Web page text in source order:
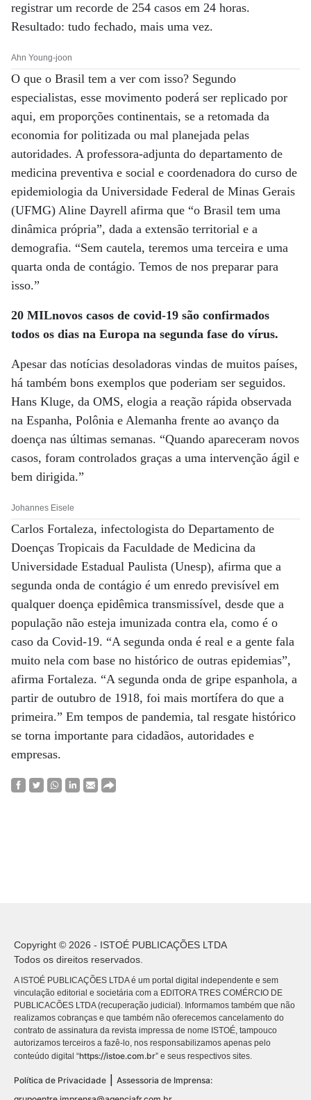
registrar um recorde de 254 casos em 24 horas.
Resultado: tudo fechado, mais uma vez.
Ahn Young-joon
O que o Brasil tem a ver com isso? Segundo
especialistas, esse movimento poderá ser replicado por
aqui, em proporções continentais, se a retomada da
economia for politizada ou mal planejada pelas
autoridades. A professora-adjunta do departamento de
medicina preventiva e social e coordenadora do curso de
epidemiologia da Universidade Federal de Minas Gerais
(UFMG) Aline Dayrell afirma que “o Brasil tem uma
dinâmica própria”, dada a extensão territorial e a
demografia. “Sem cautela, teremos uma terceira e uma
quarta onda de contágio. Temos de nos preparar para
isso.”
20 MILnovos casos de covid-19 são confirmados
todos os dias na Europa na segunda fase do vírus.
Apesar das notícias desoladoras vindas de muitos países,
há também bons exemplos que poderiam ser seguidos.
Hans Kluge, da OMS, elogia a reação rápida observada
na Espanha, Polônia e Alemanha frente ao avanço da
doença nas últimas semanas. “Quando apareceram novos
casos, foram controlados graças a uma intervenção ágil e
bem dirigida.”
Johannes Eisele
Carlos Fortaleza, infectologista do Departamento de
Doenças Tropicais da Faculdade de Medicina da
Universidade Estadual Paulista (Unesp), afirma que a
segunda onda de contágio é um enredo previsível em
qualquer doença epidêmica transmissível, desde que a
população não esteja imunizada contra ela, como é o
caso da Covid-19. “A segunda onda é real e a gente fala
muito nela com base no histórico de outras epidemias”,
afirma Fortaleza. “A segunda onda de gripe espanhola, a
partir de outubro de 1918, foi mais mortífera do que a
primeira.” Em tempos de pandemia, tal resgate histórico
se torna importante para cidadãos, autoridades e
empresas.
Copyright © 2026 - ISTOÉ PUBLICAÇÕES LTDA
Todos os direitos reservados.
A ISTOÉ PUBLICAÇÕES LTDA é um portal digital independente e sem
vinculação editorial e societária com a EDITORA TRES COMÉRCIO DE
PUBLICACÕES LTDA (recuperação judicial). Informamos também que não
realizamos cobranças e que também não oferecemos cancelamento do
contrato de assinatura da revista impressa de nome ISTOÉ, tampouco
autorizamos terceiros a fazê-lo, nos responsabilizamos apenas pelo
conteúdo digital “https://istoe.com.br” e seus respectivos sites.
Política de Privacidade
Assessoria de Imprensa: